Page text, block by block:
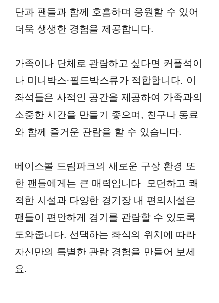
단과 팬들과 함께 호흡하며 응원할 수 있어
더욱 생생한 경험을 제공합니다.
가족이나 단체로 관람하고 싶다면 커플석이
나 미니박스·필드박스류가 적합합니다. 이
좌석들은 사적인 공간을 제공하여 가족과의
소중한 시간을 만들기 좋으며, 친구나 동료
와 함께 즐거운 관람을 할 수 있습니다.
베이스볼 드림파크의 새로운 구장 환경 또
한 팬들에게는 큰 매력입니다. 모던하고 쾌
적한 시설과 다양한 경기장 내 편의시설은
팬들이 편안하게 경기를 관람할 수 있도록
도와줍니다. 선택하는 좌석의 위치에 따라
자신만의 특별한 관람 경험을 만들어 보세
요.